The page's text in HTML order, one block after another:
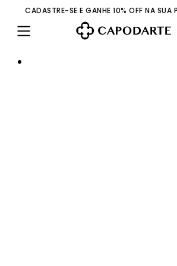
CADASTRE-SE E GANHE 10% OFF NA SUA